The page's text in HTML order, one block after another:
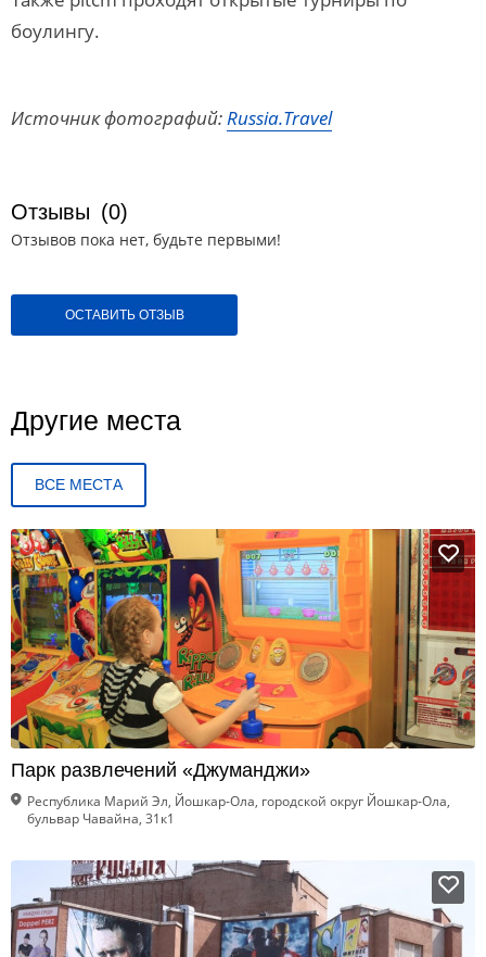
боулингу.
Источник фотографий:Russia.Travel
Отзывы (0)
Отзывов пока нет, будьте первыми!
ОСТАВИТЬ ОТЗЫВ
Другие места
ВСЕ МЕСТА
Парк развлечений «Джуманджи»
Республика Марий Эл, Йошкар-Ола, городской округ Йошкар-Ола,
бульвар Чавайна, 31к1